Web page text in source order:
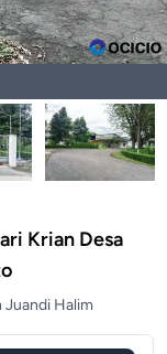
Krian Desa
Halim